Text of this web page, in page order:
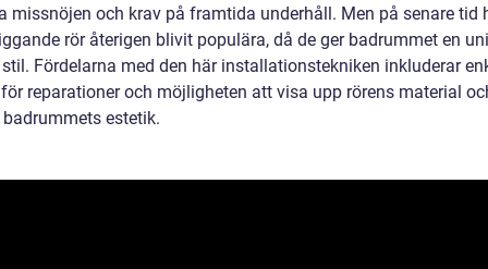
missnöjen och krav på framtida underhåll. Men på senare tid
rör återigen blivit populära, då de ger badrummet en
Fördelarna med den här installationstekniken inkluderar
reparationer och möjligheten att visa upp rörens material
estetik.